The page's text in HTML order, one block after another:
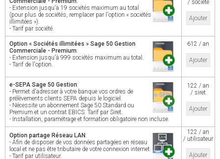
- Extension jusqu'à 19 sociétés maximum au total
(pour plus de sociétés, remplacer par l'option « sociétés
illimitées »).
- Tarif par société.
/ société
Ajouter
Option « Sociétés illimitées » Sage 50 Gestion
Commerciale - Premium:
- Extension jusqu'à 999 sociétés maximum au total.
- Tarif de l'option.
612 / an
Ajouter
e-SEPA Sage 50 Gestion:
- Permet d'adresser à votre banque vos ordres de
prélèvements clients SEPA depuis le logiciel.
- Nécessite un abonnement Sage 50 Standard ou
Premium et un contrat EBICS. Tarif par Siret.
- Installation, paramétrage et formation obligatoire non incluse.
122 / an
/ siret
Ajouter
Option partage Réseau LAN:
- Afin de disposer de vos données partagées en réseau
local et ne pas être tributaire de votre connexion internet.
- Tarif par utilisateur.
122 / an
/ utilisateur
Ajouter